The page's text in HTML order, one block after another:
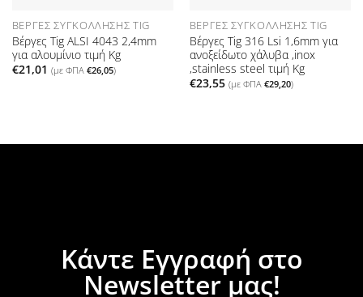
ΒΈΡΓΕΣ ΣΥΓΚΌΛΛΗΣΗΣ TIG
Βέργες Tig ALSI 4043 2,4mm
για αλουμίνιο τιμή Kg
€21,01 (με ΦΠΑ €26,05)
ΒΈΡΓΕΣ ΣΥΓΚΌΛΛΗΣΗΣ TIG
Βέργες Tig 316 Lsi 1,6mm για
ανοξείδωτο χάλυβα ,inox
,stainless steel τιμή Kg
€23,55 (με ΦΠΑ €29,20)
Κάντε Εγγραφή στο
Newsletter μας!